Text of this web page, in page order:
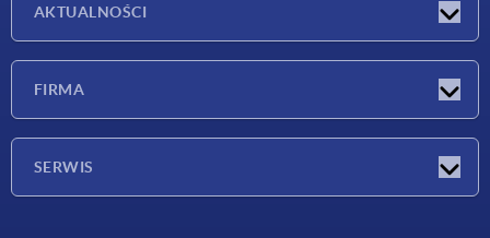
AKTUALNOŚCI
FIRMA
SERWIS